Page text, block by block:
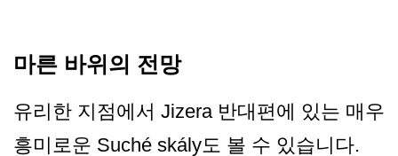
마른 바위의 전망
유리한 지점에서 Jizera 반대편에 있는 매우
흥미로운 Suché skály도 볼 수 있습니다.